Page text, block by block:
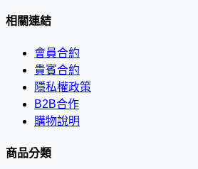
相關連結
會員合約
貴賓合約
隱私權政策
B2B合作
購物說明
商品分類